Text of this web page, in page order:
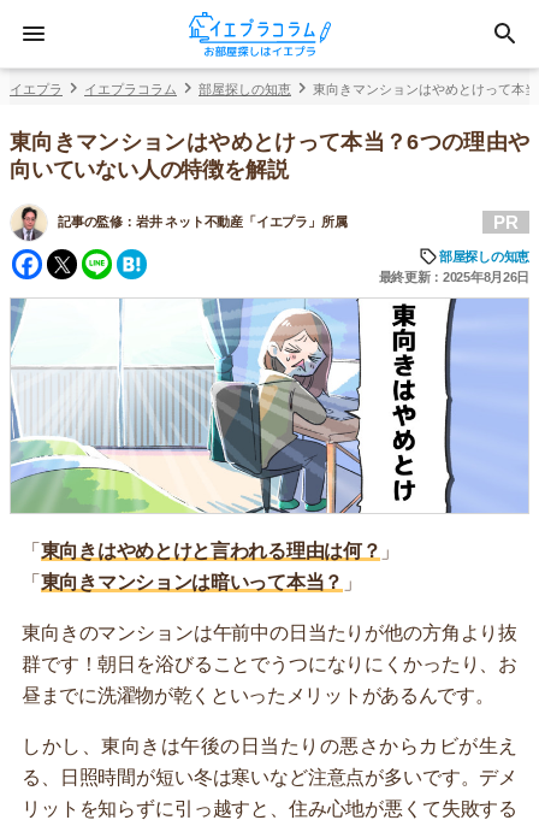
イエプラ イエプラコラム 部屋探しの知恵 東向きマンションはやめとけって本
東向きマンションはやめとけって本当？6つの理由や
向いていない人の特徴を解説
記事の監修： 岩井 ネット不動産「イエプラ」所属
Facebook
Twitter
Line
PR
部屋探しの知恵
最終更新：2025年8月26日
「 東向きはやめとけと言われる理由は何？ 」
「 東向きマンションは暗いって本当？ 」
東向きのマンションは午前中の日当たりが他の方角より抜
群です！朝日を浴びることでうつになりにくかったり、お
昼までに洗濯物が乾くといったメリットがあるんです。
しかし、東向きは午後の日当たりの悪さからカビが生え
る、日照時間が短い冬は寒いなど注意点が多いです。デメ
リットを知らずに引っ越すと、住み心地が悪くて失敗する